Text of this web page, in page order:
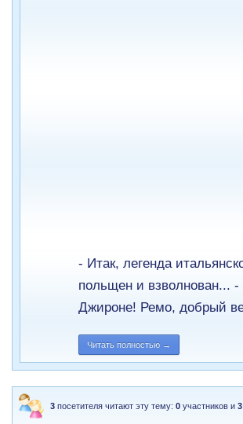
- Итак, легенда
польщен и взволнован...
Джироне! Ремо, добрый
Читать полностью →
3 посетителя читают эту тему:0 участников и3